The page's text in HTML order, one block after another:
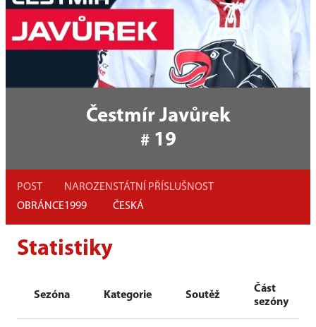
Čestmír Javůrek
# 19
POST
OBRÁNCE
NAROZEN
1999
STÁTNÍ PŘÍSLUŠNOST
ČESKÁ
Statistiky
Sezóna Kategorie Soutěž
Část
sezóny